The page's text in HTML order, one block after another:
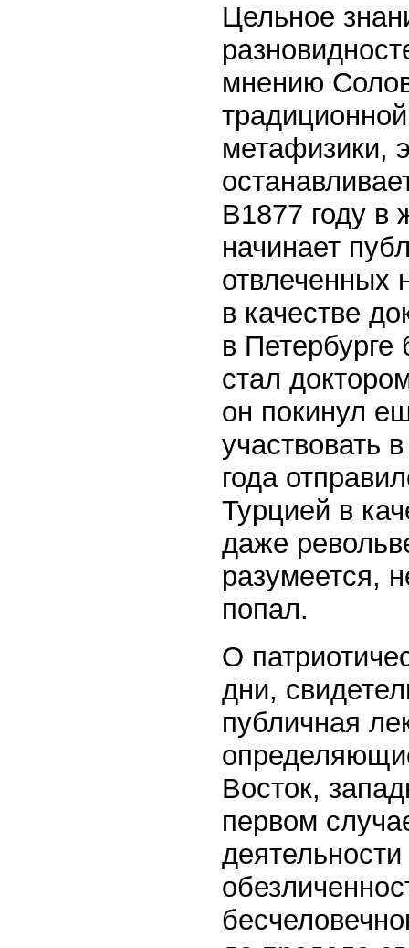
Цельное
мнению
метафизики,
В1877 году в
начинает
отвлеченных
в качестве
в
стал
он покинул
участвовать
года
Турцией в
даже
разумеется,
попал.
О
дни,
публичная
Восток,
первом